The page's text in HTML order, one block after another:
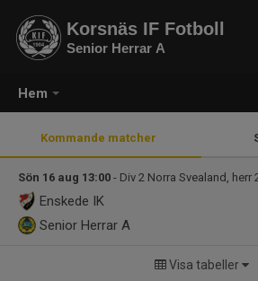
Hem
Korsnäs IF Fotboll
Senior Herrar A
Kommande matcher
Sön 16 aug 13:00 - Div 2 Norra Svealand, herr
Enskede IK
Senior Herrar A
Visa tabeller